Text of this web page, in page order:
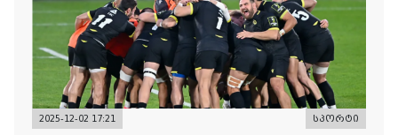
2025-12-02 17:21 სპორტი